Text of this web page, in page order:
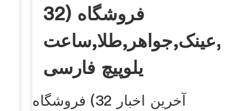
32) فروشگاه
ها,عینک,جواهر,طلا,ساعتUK
یلوپیچ فارسی
آخرین اخبار 32) فروشگاه